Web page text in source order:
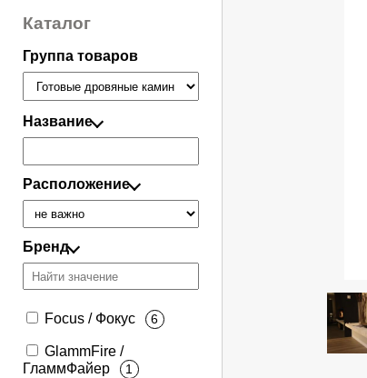
Каталог
Группа товаров
Название
Расположение
Бренд
Focus / Фокус 6
GlammFire /
ГламмФайер
1